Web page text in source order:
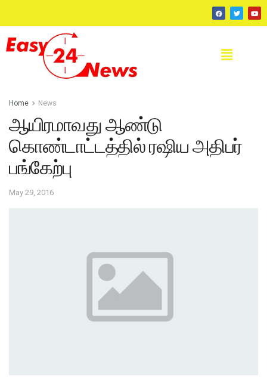
Home News
ஆயிரமாவது ஆண்டு
கொண்டாட்டத்தில் ரஷிய அதிபர்
பங்கேற்பு
May 29, 2016